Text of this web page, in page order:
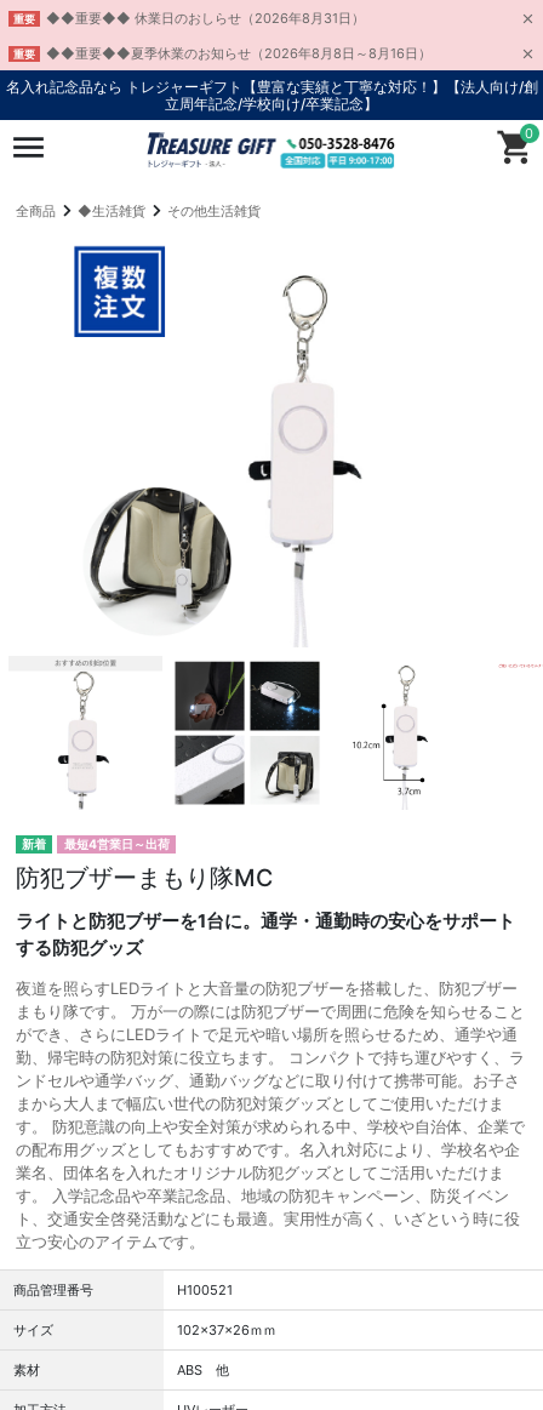
重要 ◆◆重要◆◆ 休業日のおしらせ（2026年8月31日）
重要
◆◆重要◆◆夏季休業のお知らせ（2026年8月8日～8月16日）
名入れ記念品なら トレジャーギフト【豊富な実績と丁寧な対応！】
【法人向け/創
立周年記念/学校向け/卒業記念】
0
全商品 ◆生活雑貨 その他生活雑貨
最短4営業日～出荷
防犯ブザーまもり隊MC
ライトと防犯ブザーを1台に。通学・通勤時の安心をサポート
する防犯グッズ
夜道を照らすLEDライトと大音量の防犯ブザーを搭載した、防犯ブザー
まもり隊です。 万が一の際には防犯ブザーで周囲に危険を知らせること
ができ、さらにLEDライトで足元や暗い場所を照らせるため、通学や通
勤、帰宅時の防犯対策に役立ちます。 コンパクトで持ち運びやすく、ラ
ンドセルや通学バッグ、通勤バッグなどに取り付けて携帯可能。お子さ
まから大人まで幅広い世代の防犯対策グッズとしてご使用いただけま
す。 防犯意識の向上や安全対策が求められる中、学校や自治体、企業で
の配布用グッズとしてもおすすめです。名入れ対応により、学校名や企
業名、団体名を入れたオリジナル防犯グッズとしてご活用いただけま
す。 入学記念品や卒業記念品、地域の防犯キャンペーン、防災イベン
ト、交通安全啓発活動などにも最適。実用性が高く、いざという時に役
立つ安心のアイテムです。
商品管理番号 H100521
サイズ 102×37×26ｍｍ
素材 ABS 他